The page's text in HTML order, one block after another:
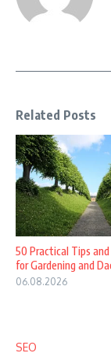
Related Posts
50 Practical Tips and
for Gardening and
06.08.2026
SEO